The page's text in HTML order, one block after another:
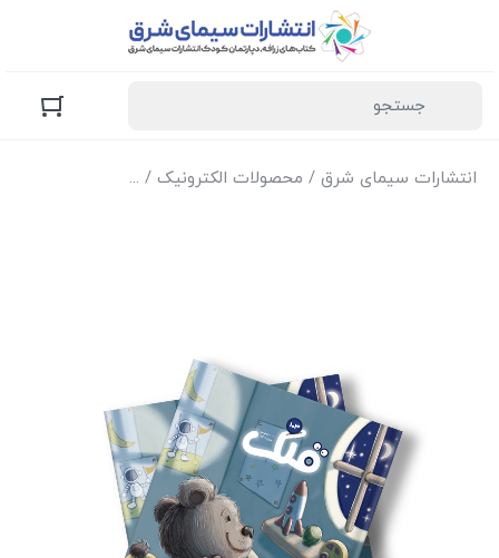
انتشارات سیمای شرق / محصولات الکترونیک / نسخه الکترونیک